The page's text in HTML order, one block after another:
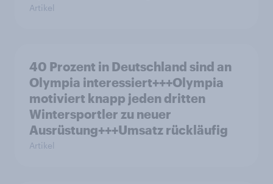
Artikel
40 Prozent in Deutschland sind an
Olympia interessiert+++Olympia
motiviert knapp jeden dritten
Wintersportler zu neuer
Ausrüstung+++Umsatz rückläufig
Artikel